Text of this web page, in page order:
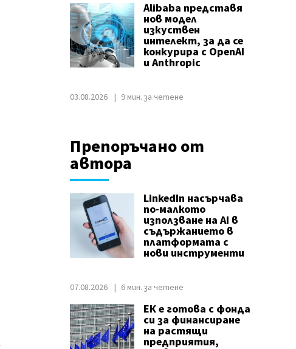
Alibaba представя
нов модел
изкуствен
интелект, за да се
конкурира с OpenAI
и Anthropic
03.08.2026 9 мин. за четене
Препоръчано от
автора
LinkedIn насърчава
по-малкото
използване на AI в
съдържанието в
платформата с
нови инструменти
07.08.2026 6 мин. за четене
ЕК е готова с фонда
си за финансиране
на растящи
предприятия,